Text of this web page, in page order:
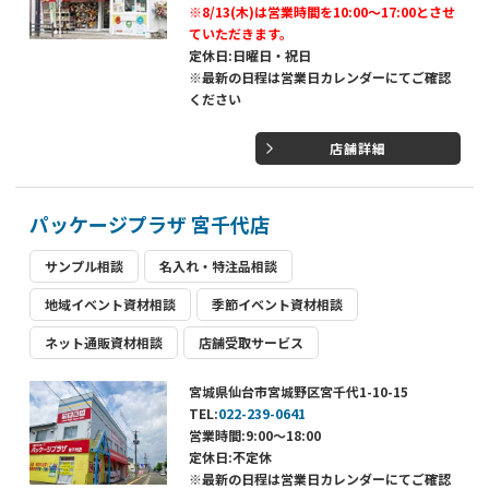
※8/13(木)は営業時間を10:00～17:00とさせ
ていただきます。
定休日:日曜日・祝日
※最新の日程は営業日カレンダーにてご確認
ください
店舗詳細
パッケージプラザ 宮千代店
サンプル相談 名入れ・特注品相談
地域イベント資材相談 季節イベント資材相談
ネット通販資材相談 店舗受取サービス
宮城県仙台市宮城野区宮千代1-10-15
TEL:022-239-0641
営業時間:9:00～18:00
定休日:不定休
※最新の日程は営業日カレンダーにてご確認